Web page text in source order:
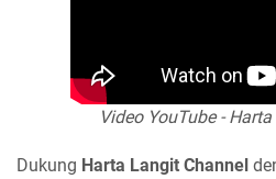
Video YouTube -
Dukung Harta Langit Channel